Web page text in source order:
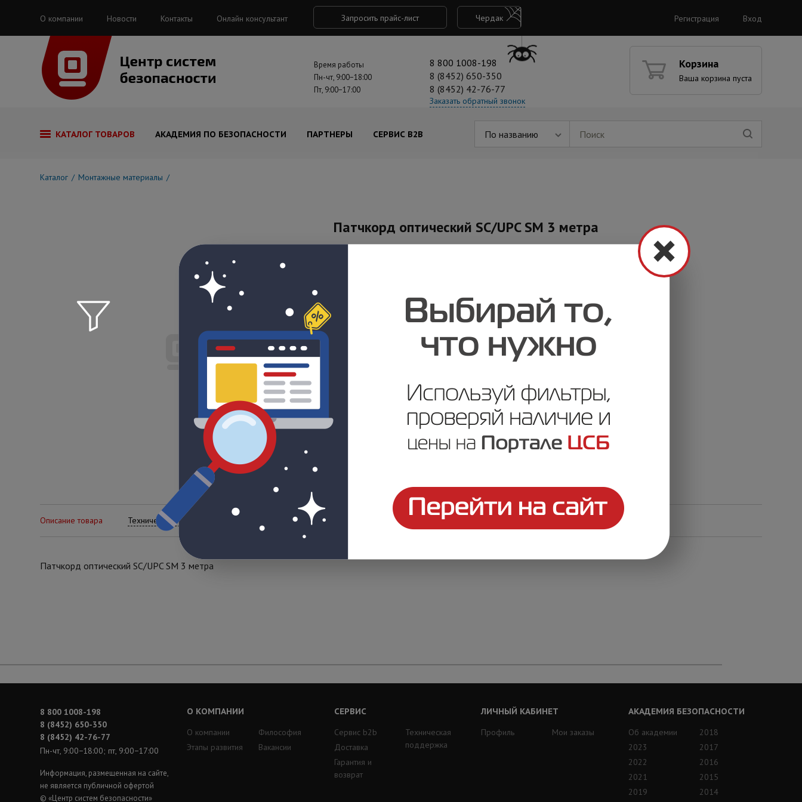
О компании Новости Контакты Онлайн консультант Запросить прайс-лист Чердак Регистрация Вход
Время работы
Пн-чт, 9:00−18:00
Пт, 9:00−17:00
8 800 1008-198
8 (8452) 650-350
8 (8452) 42-76-77
Заказать обратный звонок
Корзина
Ваша корзина пуста
КАТАЛОГ ТОВАРОВ АКАДЕМИЯ ПО БЕЗОПАСНОСТИ ПАРТНЕРЫ СЕРВИС B2B По названию
Каталог Монтажные материалы
Патчкорд оптический SC/UPC SM 3 метра
Описание товара Технические характеристики
Патчкорд оптический SC/UPC SM 3 метра
8 800 1008-198
8 (8452) 650-350
8 (8452) 42-76-77
Пн-чт, 9:00−18:00; пт, 9:00−17:00
Информация, размещенная на сайте,
не является публичной офертой
© «Центр систем безопасности»
О КОМПАНИИ
О компании
Этапы развития
Философия
Вакансии
СЕРВИС
Сервис b2b
Доставка
Гарантия и
возврат
Техническая
поддержка
ЛИЧНЫЙ КАБИНЕТ
Профиль
Мои заказы
АКАДЕМИЯ БЕЗОПАСНОСТИ
Об академии
2023
2022
2021
2019
2018
2017
2016
2015
2014